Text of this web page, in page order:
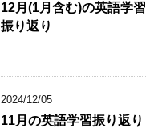
12月(1月含む)の英語学習
振り返り
2024/12/05
11月の英語学習振り返り